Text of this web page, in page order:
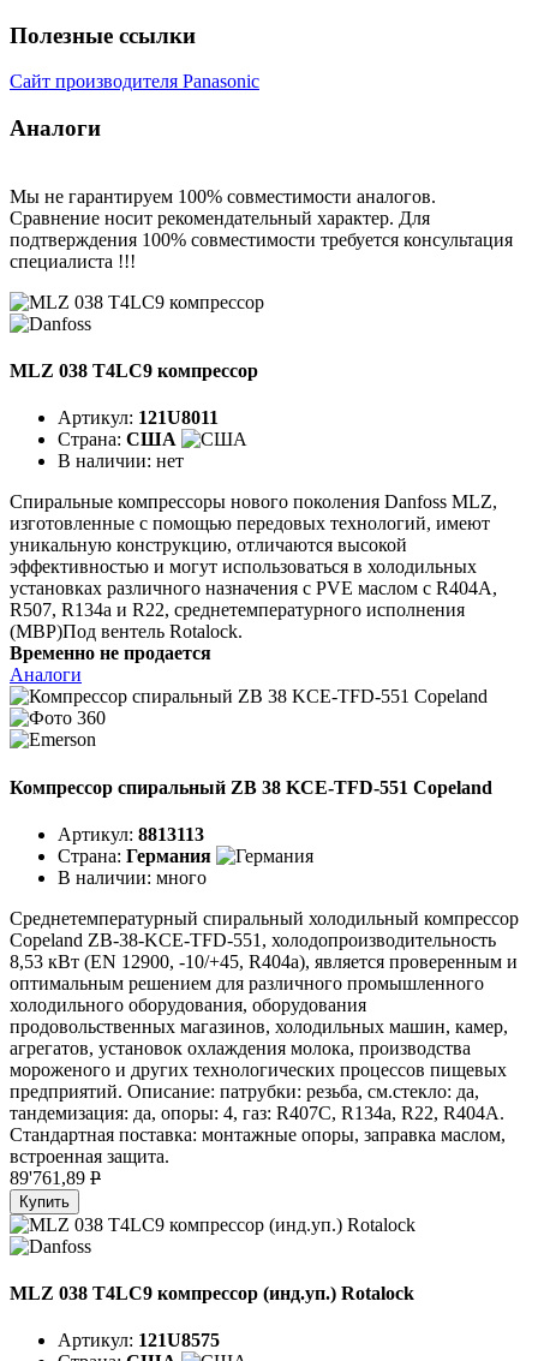
Полезные ссылки
Сайт производителя Panasonic
Аналоги
Мы не гарантируем 100% совместимости аналогов.
Сравнение носит рекомендательный характер. Для
подтверждения 100% совместимости требуется консультация
специалиста !!!
MLZ 038 T4LC9 компрессор
Артикул: 121U8011
Страна: США
В наличии: нет
Спиральные компрессоры нового поколения Danfoss MLZ,
изготовленные с помощью передовых технологий, имеют
уникальную конструкцию, отличаются высокой
эффективностью и могут использоваться в холодильных
установках различного назначения с PVE маслом с R404A,
R507, R134a и R22, среднетемпературного исполнения
(MBP)Под вентель Rotalock.
Временно не продается
Аналоги
Компрессор спиральный ZB 38 KCE-TFD-551 Copeland
Артикул: 8813113
Страна: Германия
В наличии: много
Среднетемпературный спиральный холодильный компрессор
Copeland ZB-38-KCE-TFD-551, холодопроизводительность
8,53 кВт (EN 12900, -10/+45, R404a), является проверенным и
оптимальным решением для различного промышленного
холодильного оборудования, оборудования
продовольственных магазинов, холодильных машин, камер,
агрегатов, установок охлаждения молока, производства
мороженого и других технологических процессов пищевых
предприятий. Описание: патрубки: резьба, см.стекло: да,
тандемизация: да, опоры: 4, газ: R407C, R134a, R22, R404A.
Стандартная поставка: монтажные опоры, заправка маслом,
встроенная защита.
89'761,89 P
Купить
MLZ 038 T4LC9 компрессор (инд.уп.) Rotalock
Артикул: 121U8575